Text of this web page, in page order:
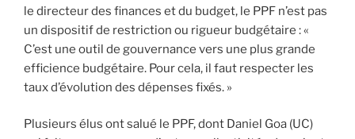
le directeur des finances et du budget, le PPF n’est pas
un dispositif de restriction ou rigueur budgétaire : «
C’est une outil de gouvernance vers une plus grande
efficience budgétaire. Pour cela, il faut respecter les
taux d’évolution des dépenses fixés. »
Plusieurs élus ont salué le PPF, dont Daniel Goa (UC)